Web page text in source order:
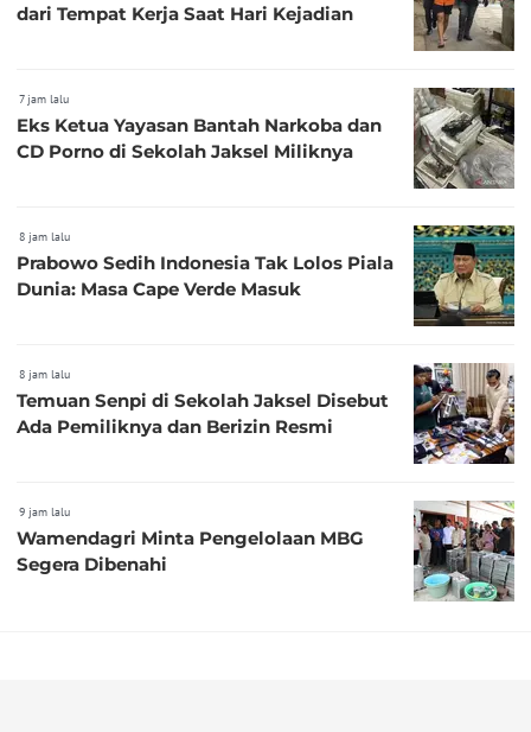
dari Tempat Kerja Saat Hari Kejadian
7 jam lalu
Eks Ketua Yayasan Bantah Narkoba dan
CD Porno di Sekolah Jaksel Miliknya
8 jam lalu
Prabowo Sedih Indonesia Tak Lolos Piala
Dunia: Masa Cape Verde Masuk
8 jam lalu
Temuan Senpi di Sekolah Jaksel Disebut
Ada Pemiliknya dan Berizin Resmi
9 jam lalu
Wamendagri Minta Pengelolaan MBG
Segera Dibenahi